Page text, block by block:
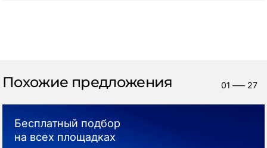
Похожие предложения 01 —– 27
Бесплатный подбор
на всех площадках